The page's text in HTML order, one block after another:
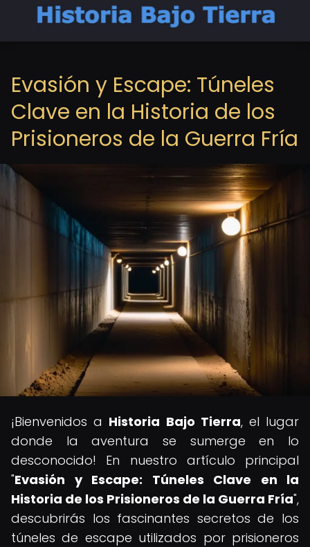
Evasión y Escape: Túneles
Clave en la Historia de los
Prisioneros de la Guerra Fría
¡Bienvenidos a Historia Bajo Tierra, el lugar
donde la aventura se sumerge en lo
desconocido! En nuestro artículo principal
"Evasión y Escape: Túneles Clave en la
Historia de los Prisioneros de la Guerra Fría",
descubrirás los fascinantes secretos de los
túneles de escape utilizados por prisioneros